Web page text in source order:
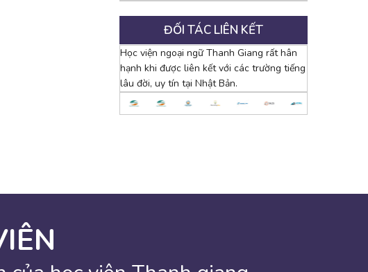
ĐỐI TÁC LIÊN KẾT
Học viện ngoại ngữ Thanh Giang rất hân
hạnh khi được liên kết với các trường tiếng
lâu đời, uy tín tại Nhật Bản.